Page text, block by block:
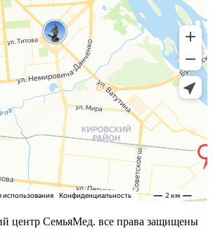
центр СемьяМед. все права защищены